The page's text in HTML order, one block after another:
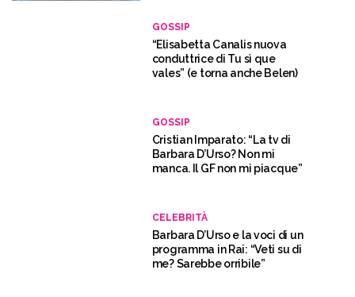
GOSSIP
“Elisabetta Canalis nuova
conduttrice di Tu sì que
vales” (e torna anche Belen)
GOSSIP
Cristian Imparato: “La tv di
Barbara D’Urso? Non mi
manca. Il GF non mi piacque”
CELEBRITÀ
Barbara D’Urso e la voci di un
programma in Rai: “Veti su di
me? Sarebbe orribile”